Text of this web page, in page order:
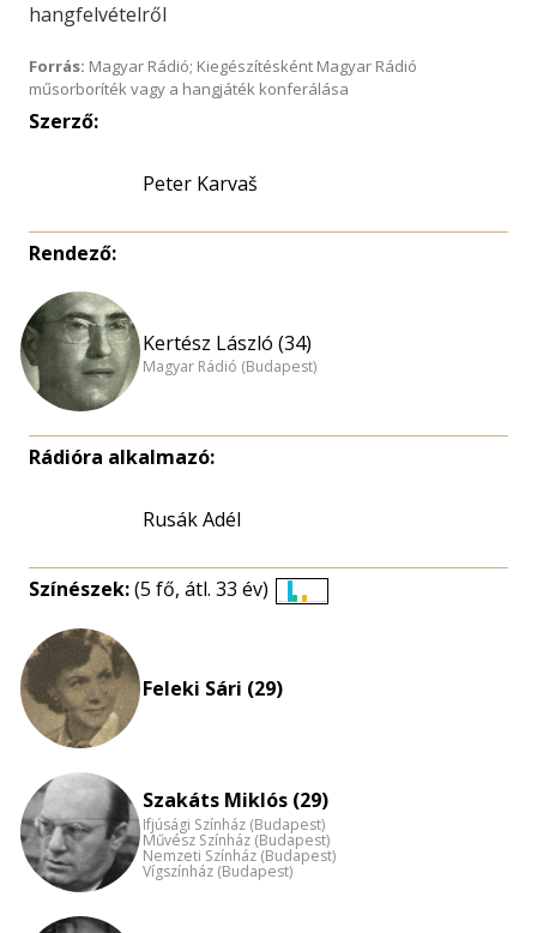
hangfelvételről
Forrás: Magyar Rádió; Kiegészítésként Magyar Rádió
műsorboríték vagy a hangjáték konferálása
Szerző:
Peter Karvaš
Rendező:
Kertész László (34)
Magyar Rádió (Budapest)
Rádióra alkalmazó:
Rusák Adél
Színészek:(5 fő, átl. 33 év)
Feleki Sári (29)
Szakáts Miklós (29)
Ifjúsági Színház (Budapest)
Művész Színház (Budapest)
Nemzeti Színház (Budapest)
Vígszínház (Budapest)